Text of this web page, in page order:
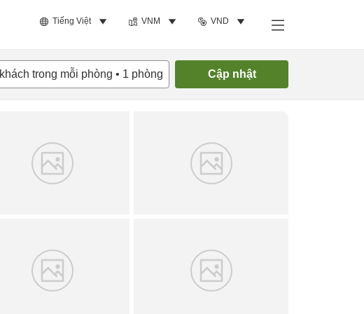
Tiếng Việt VNM VND
khách trong mỗi phòng • 1 phòng Cập nhật
Tìm phòng trống